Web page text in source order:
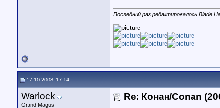
Последний раз редактировалось Blade
17.10.2008, 17:14
Warlock
Grand Magus
Re: Конан/Conan